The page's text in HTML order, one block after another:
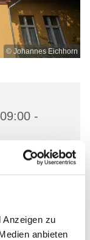
Anzeigen zu
anbieten
© Johannes Eichhorn
-
Str. 6,